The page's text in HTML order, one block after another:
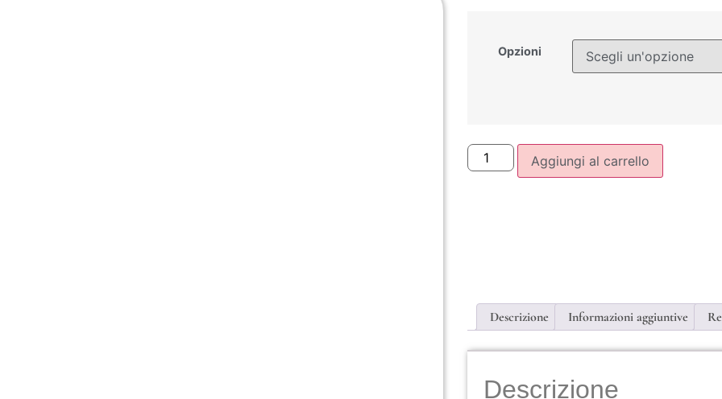
Opzioni
Aggiungi al carrello
Descrizione Informazioni aggiuntive
Descrizione